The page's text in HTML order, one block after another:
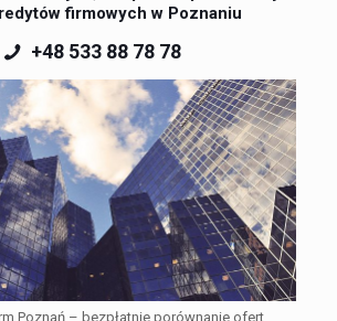
firmowych w Poznaniu
+48 533 88 78 78
Poznań – bezpłatnie porównanie ofert